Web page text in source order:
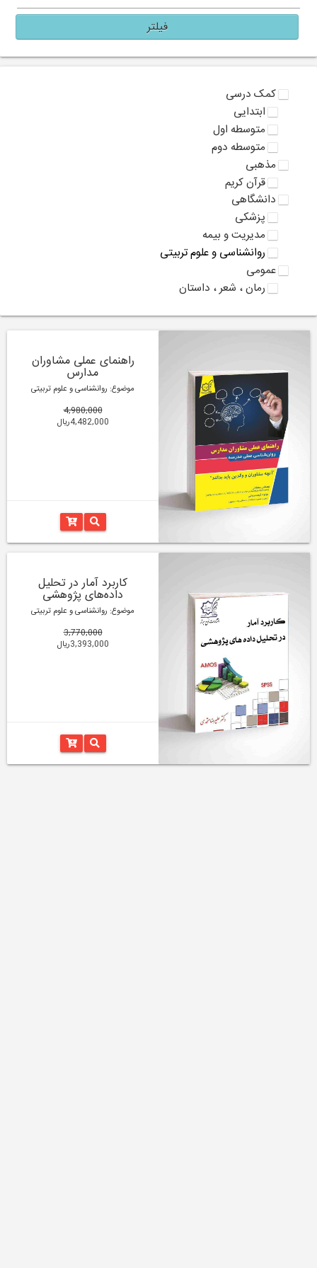
فیلتر
کمک درسی
ابتدایی
متوسطه اول
متوسطه دوم
مذهبی
قرآن کریم
دانشگاهی
پزشکی
مدیریت و بیمه
روانشناسی و علوم تربیتی
عمومی
رمان ، شعر ، داستان
راهنمای عملی مشاوران
مدارس
موضوع: روانشناسی و علوم تربیتی
4,980,000
4,482,000ریال
کاربرد آمار در تحلیل
داده‌های پژوهشی
موضوع: روانشناسی و علوم تربیتی
3,770,000
3,393,000ریال